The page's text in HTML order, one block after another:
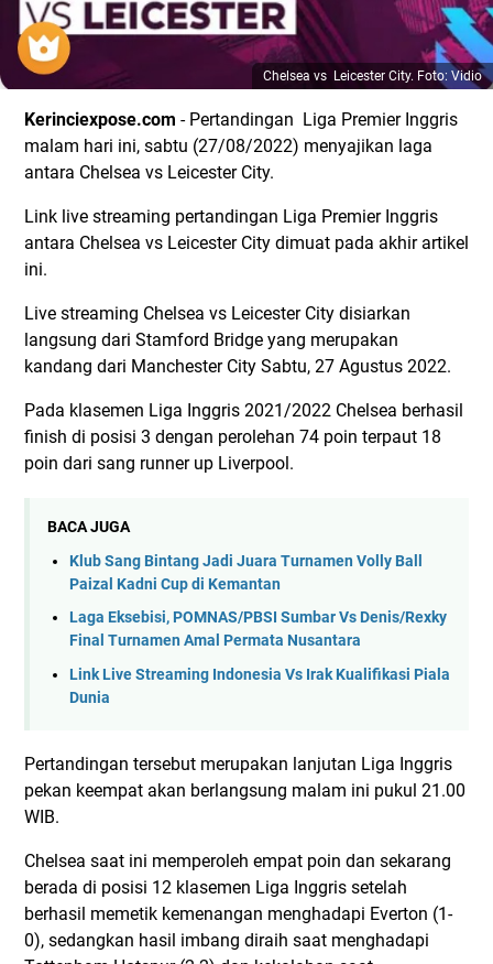
Chelsea vs Leicester City. Foto: Vidio
Kerinciexpose.com - Pertandingan Liga Premier Inggris
malam hari ini, sabtu (27/08/2022) menyajikan laga
antara Chelsea vs Leicester City.
Link live streaming pertandingan Liga Premier Inggris
antara Chelsea vs Leicester City dimuat pada akhir artikel
ini.
Live streaming Chelsea vs Leicester City disiarkan
langsung dari Stamford Bridge yang merupakan
kandang dari Manchester City Sabtu, 27 Agustus 2022.
Pada klasemen Liga Inggris 2021/2022 Chelsea berhasil
finish di posisi 3 dengan perolehan 74 poin terpaut 18
poin dari sang runner up Liverpool.
BACA JUGA
Klub Sang Bintang Jadi Juara Turnamen Volly Ball
Paizal Kadni Cup di Kemantan
Laga Eksebisi, POMNAS/PBSI Sumbar Vs Denis/Rexky
Final Turnamen Amal Permata Nusantara
Link Live Streaming Indonesia Vs Irak Kualifikasi Piala
Dunia
Pertandingan tersebut merupakan lanjutan Liga Inggris
pekan keempat akan berlangsung malam ini pukul 21.00
WIB.
Chelsea saat ini memperoleh empat poin dan sekarang
berada di posisi 12 klasemen Liga Inggris setelah
berhasil memetik kemenangan menghadapi Everton (1-
0), sedangkan hasil imbang diraih saat menghadapi